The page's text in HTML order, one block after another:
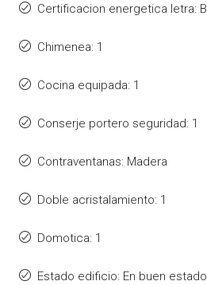
Certificacion energetica letra: B
Chimenea: 1
Cocina equipada: 1
Conserje portero seguridad: 1
Contraventanas: Madera
Doble acristalamiento: 1
Domotica: 1
Estado edificio: En buen estado